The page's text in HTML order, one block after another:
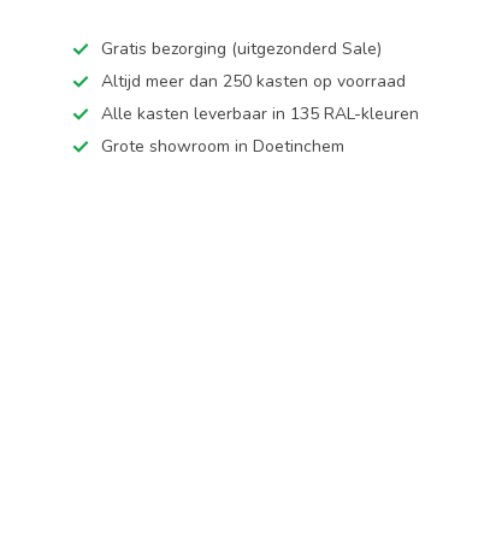
Gratis bezorging (uitgezonderd Sale)
Altijd meer dan 250 kasten op voorraad
Alle kasten leverbaar in 135 RAL-kleuren
Grote showroom in Doetinchem